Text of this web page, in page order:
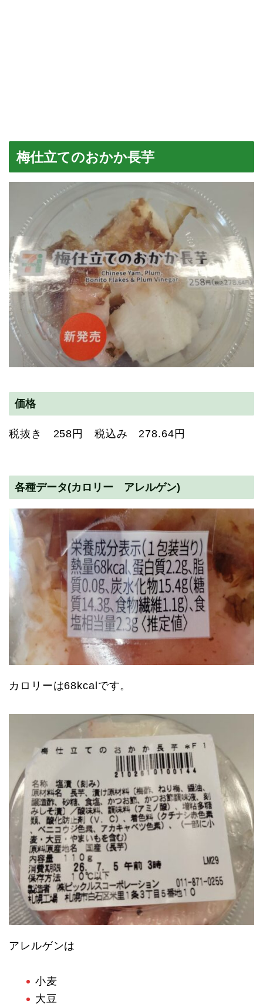
梅仕立てのおかか長芋
価格
税抜き 258円 税込み 278.64円
各種データ(カロリー アレルゲン)
カロリーは68kcalです。
アレルゲンは
小麦
大豆